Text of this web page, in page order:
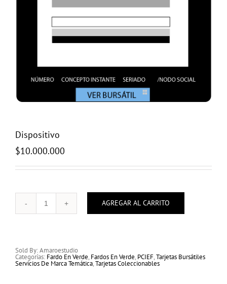
Dispositivo
$10.000.000
Dispositivo
cantidad
AGREGAR AL CARRITO
Sold By: Amaroestudio
Categorías: Fardo En Verde, Fardos En Verde, PCIEF,Tarjetas Bursátiles
Servicios De Marca Temática,Tarjetas Coleccionables